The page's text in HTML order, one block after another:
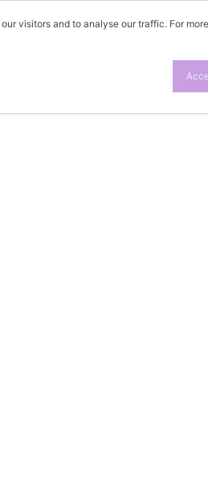
visitors and to analyse our traffic. For